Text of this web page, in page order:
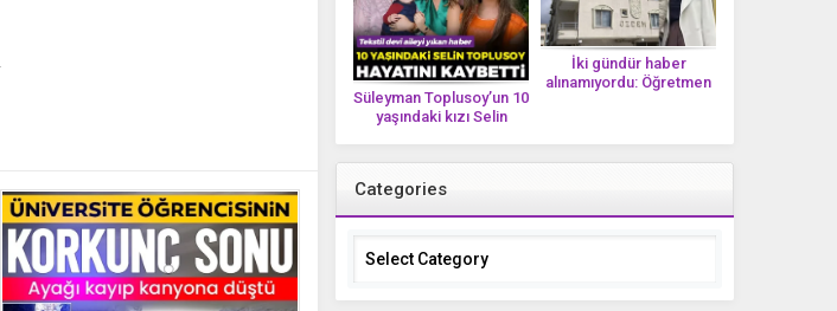
Süleyman Toplusoy’un 10
yaşındaki kızı Selin
İki gündür haber
alınamıyordu: Öğretmen
Categories
Categories